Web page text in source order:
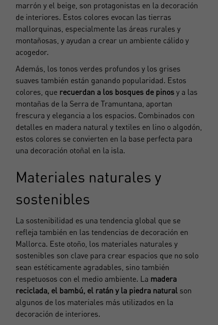
marrón y el beige, son protagonistas en la decoración
de interiores. Estos colores evocan las tierras
mallorquinas, especialmente las áreas rurales y
montañosas, y ayudan a crear un ambiente cálido y
acogedor.
Además, los tonos verdes profundos y los grises
suaves también están ganando popularidad. Estos
colores, que recuerdan a los bosques de pinos y a las
montañas de la Serra de Tramuntana, aportan
frescura y elegancia a los espacios. Combinados con
detalles en madera natural y textiles en lino o algodón,
estos colores se convierten en la base perfecta para
una decoración otoñal en la isla.
Materiales naturales y
sostenibles
La sostenibilidad es una tendencia global que se
refleja también en las tendencias de decoración en
Mallorca. Este otoño, los materiales naturales y
sostenibles son clave para crear espacios que no solo
sean estéticamente agradables, sino también
respetuosos con el medio ambiente. La madera
reciclada, el bambú, el ratán y la piedra natural son
algunos de los materiales más utilizados en la
decoración de interiores.